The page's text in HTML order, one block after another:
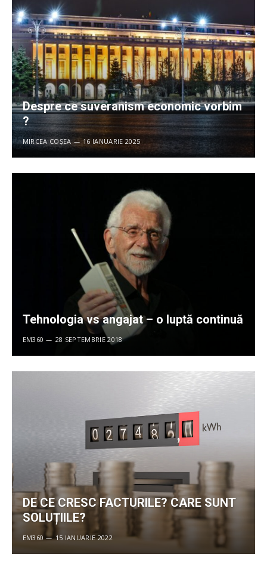
Despre ce suveranism economic vorbim
?
MIRCEA COȘEA 16 IANUARIE 2025
Tehnologia vs angajat – o luptă continuă
EM360 28 SEPTEMBRIE 2018
DE CE CRESC FACTURILE? CARE SUNT
SOLUȚIILE?
EM360 15 IANUARIE 2022